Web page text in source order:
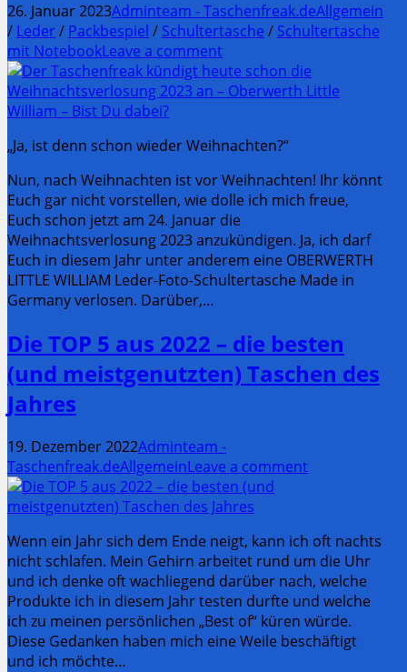
26. Januar 2023Adminteam - Taschenfreak.deAllgemein
/ Leder / Packbespiel / Schultertasche / Schultertasche
mit NotebookLeave a comment
„Ja, ist denn schon wieder Weihnachten?“
Nun, nach Weihnachten ist vor Weihnachten! Ihr könnt
Euch gar nicht vorstellen, wie dolle ich mich freue,
Euch schon jetzt am 24. Januar die
Weihnachtsverlosung 2023 anzukündigen. Ja, ich darf
Euch in diesem Jahr unter anderem eine OBERWERTH
LITTLE WILLIAM Leder-Foto-Schultertasche Made in
Germany verlosen. Darüber,…
Die TOP 5 aus 2022 – die besten
(und meistgenutzten) Taschen des
Jahres
19. Dezember 2022Adminteam -
Taschenfreak.deAllgemeinLeave a comment
Wenn ein Jahr sich dem Ende neigt, kann ich oft nachts
nicht schlafen. Mein Gehirn arbeitet rund um die Uhr
und ich denke oft wachliegend darüber nach, welche
Produkte ich in diesem Jahr testen durfte und welche
ich zu meinen persönlichen „Best of“ küren würde.
Diese Gedanken haben mich eine Weile beschäftigt
und ich möchte…